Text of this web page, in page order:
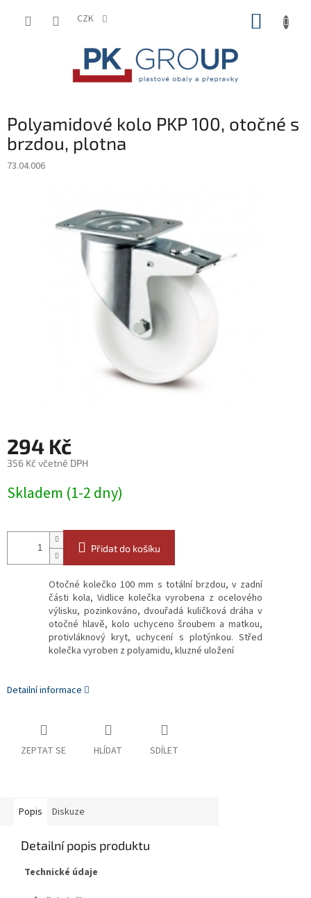
CZK
Polyamidové kolo PKP 100, otočné s
brzdou, plotna
73.04.006
294 Kč
356 Kč včetně DPH
cena:
Skladem (1-2 dny)
Přidat do košíku
Otočné kolečko 100 mm s totální brzdou, v zadní
části kola, Vidlice kolečka vyrobena z ocelového
výlisku, pozinkováno, dvouřadá kuličková dráha v
otočné hlavě, kolo uchyceno šroubem a matkou,
protivláknový kryt, uchycení s plotýnkou. Střed
kolečka vyroben z polyamidu, kluzné uložení
Detailní informace
ZEPTAT SE HLÍDAT SDÍLET
Popis Diskuze
Detailní popis produktu
Technické údaje